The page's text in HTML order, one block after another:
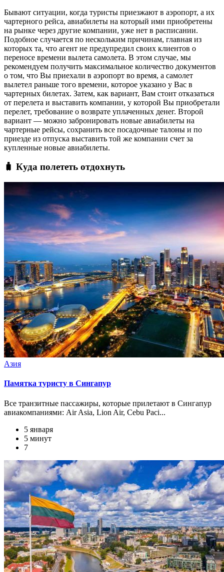
Бывают ситуации, когда туристы приезжают в аэропорт, а их
чартерного рейса, авиабилеты на который ими приобретены
на рынке через другие компании, уже нет в расписании.
Подобное случается по нескольким причинам, главная из
которых та, что агент не предупредил своих клиентов о
переносе времени вылета самолета. В этом случае, мы
рекомендуем получить максимальное количество документов
о том, что Вы приехали в аэропорт во время, а самолет
вылетел раньше того времени, которое указано у Вас в
чартерных билетах. Затем, как вариант, Вам стоит отказаться
от перелета и выставить компании, у которой Вы приобретали
перелет, требование о возврате уплаченных денег. Второй
вариант — можно забронировать новые авиабилеты на
чартерные рейсы, сохранить все посадочные талоны и по
приезде из отпуска выставить той же компании счет за
купленные новые авиабилеты.
🧳 Куда полететь отдохнуть
Азия
Памятка туристу в Сингапур
Все транзитные пассажиры, которые прилетают в Сингапур
авиакомпаниями: Air Asia, Lion Air, Cebu Paci...
5 января
5 минут
7